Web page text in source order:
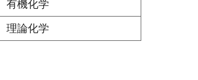
有機化学
理論化学